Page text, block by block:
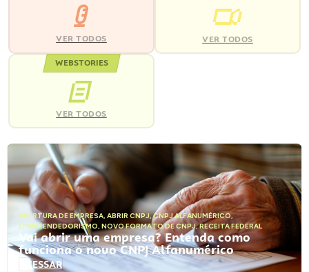
VER TODOS VER TODOS
WEBSTORIES
VER TODOS
ABERTURA DE EMPRESA, ABRIR CNPJ,CNPJ ALFANUMÉRICO,
EMPREENDEDORISMO, NOVO FORMATO DE CNPJ,RECEITA FEDERAL
Vai abrir uma empresa? Entenda como
funciona o novo CNPJ Alfanumérico
ACESSAR